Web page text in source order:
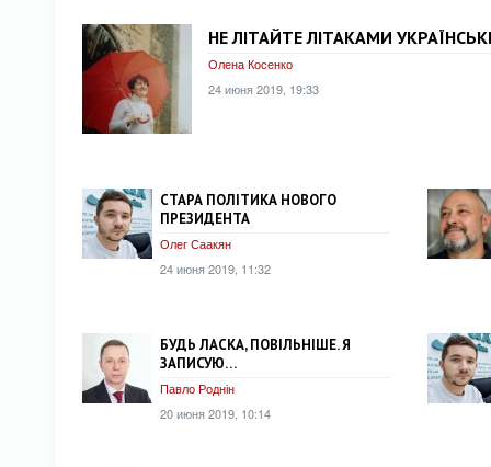
НЕ ЛІТАЙТЕ ЛІТАКАМИ
Олена Косенко
24 июня 2019, 19:33
СТАРА ПОЛІТИКА НОВОГО
ПРЕЗИДЕНТА
Олег Саакян
24 июня 2019, 11:32
БУДЬ ЛАСКА, ПОВІЛЬНІШЕ. Я
ЗАПИСУЮ…
Павло Роднін
20 июня 2019, 10:14